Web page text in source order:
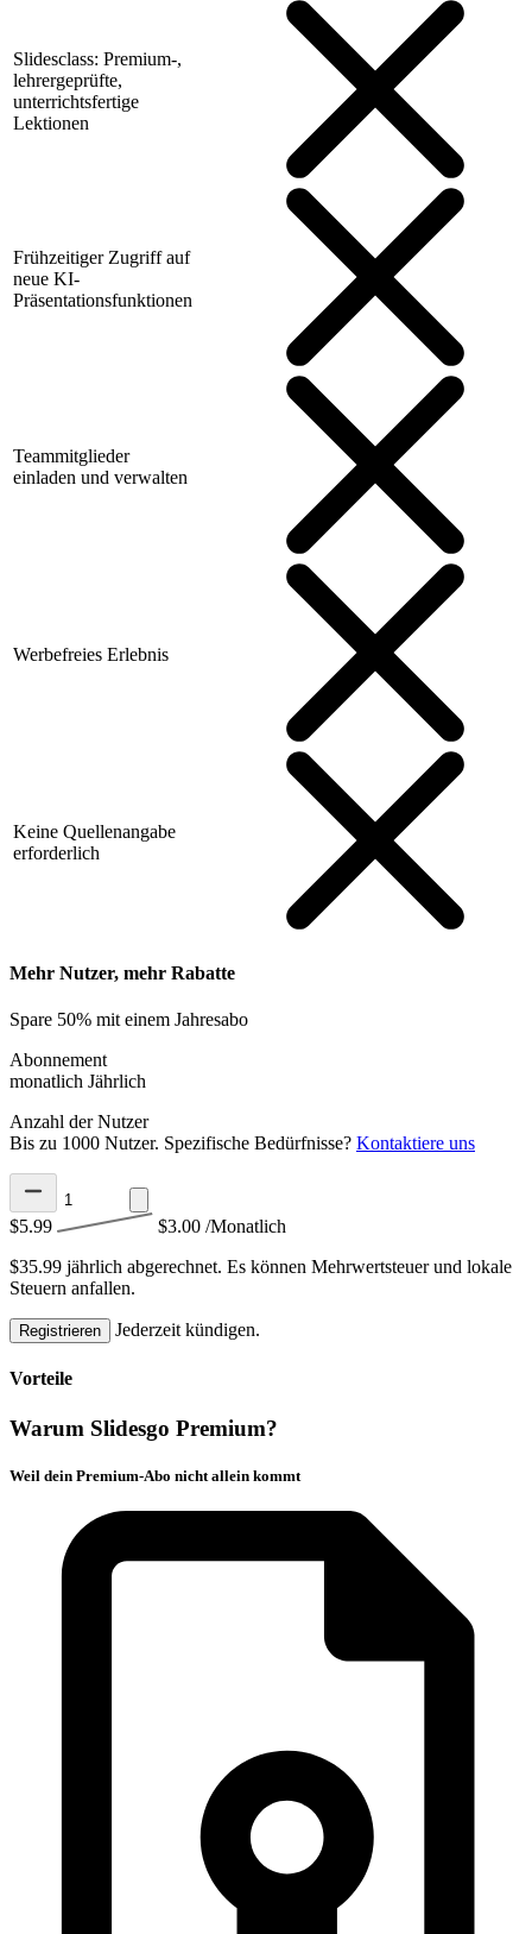
Slidesclass: Premium-,
lehrergeprüfte,
unterrichtsfertige
Lektionen
Frühzeitiger Zugriff auf
neue KI-
Präsentationsfunktionen
Teammitglieder
einladen und verwalten
Werbefreies Erlebnis
Keine Quellenangabe
erforderlich
Mehr Nutzer, mehr Rabatte
Spare 50% mit einem Jahresabo
Abonnement
monatlich Jährlich
Anzahl der Nutzer
Bis zu 1000 Nutzer. Spezifische Bedürfnisse? Kontaktiere uns
$5.99 $3.00 /Monatlich
$35.99 jährlich abgerechnet. Es können Mehrwertsteuer und lokale
Steuern anfallen.
Registrieren Jederzeit kündigen.
Vorteile
Warum Slidesgo Premium?
Weil dein Premium-Abo nicht allein kommt